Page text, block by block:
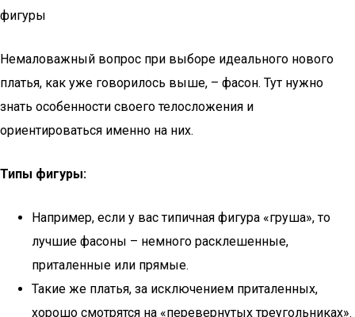
фигуры
Немаловажный вопрос при выборе идеального нового
платья, как уже говорилось выше, – фасон. Тут нужно
знать особенности своего телосложения и
ориентироваться именно на них.
Типы фигуры:
Например, если у вас типичная фигура «груша», то
лучшие фасоны – немного расклешенные,
приталенные или прямые.
Такие же платья, за исключением приталенных,
хорошо смотрятся на «перевернутых треугольниках».